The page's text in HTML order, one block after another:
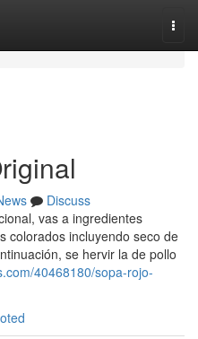
Discuss
vas a ingredientes
colorados incluyendo seco de
se hervir la de pollo
40468180/sopa-rojo-